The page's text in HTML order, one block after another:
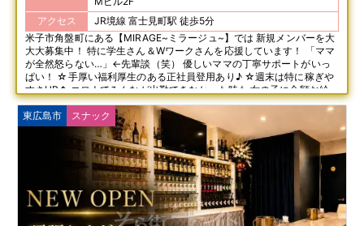
アクセス
JR境線 富士見町駅 徒歩5分
米子市角盤町にある【MIRAGE~ミラージュ~】では 新規メンバーを大
大大募集中！ 特に学生さん＆Wワークさんを応援しています！ 「ママ
が全然怒らない…」←先輩談（笑） 優しいママの丁寧サポートがいっ
ぱい！ ☆手厚い福利厚生のある正社員登用あり♪ ☆週末は特に稼ぎや
すさUP↑ コロナでみんなが出勤できなかった時も 女の子に全額お給
料を払い続けたママ★ 女の子を思う気持ちは誰にも負けません！
東広島市
スナック